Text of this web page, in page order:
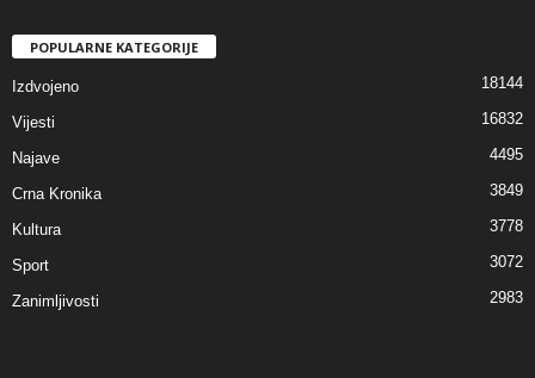
POPULARNE KATEGORIJE
Izdvojeno 18144
Vijesti 16832
Najave 4495
Crna Kronika 3849
Kultura 3778
Sport 3072
Zanimljivosti 2983